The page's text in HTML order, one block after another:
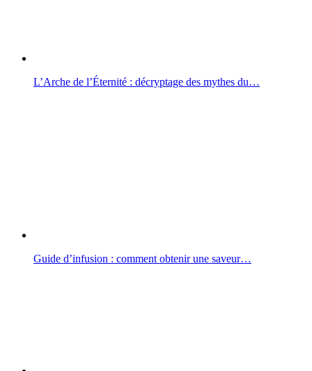
L’Arche de l’Éternité : décryptage des mythes du…
Guide d’infusion : comment obtenir une saveur…